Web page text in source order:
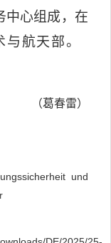
中心组成，在
航天部。
（葛春雷）
und
r